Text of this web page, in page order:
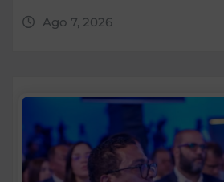
Ago 7, 2026